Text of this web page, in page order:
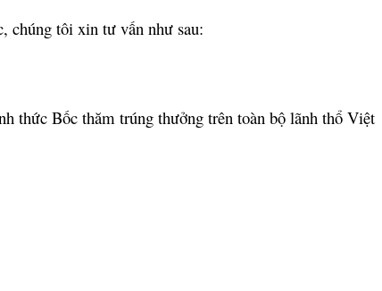
chúng tôi xin tư vấn như sau:
thức Bốc thăm trúng thưởng trên toàn bộ lãnh thổ Việt